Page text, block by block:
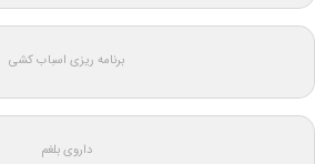
برنامه ریزی اسباب کشی
داروی بلغم